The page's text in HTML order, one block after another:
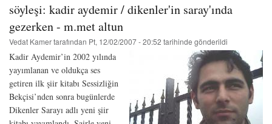
söyleşi: kadir aydemir / dikenler'in saray'ında
gezerken - m.met altun
Vedat Kamertarafından Pt, 12/02/2007 - 20:52 tarihinde gönderildi
Kadir Aydemir’in 2002 yılında
yayımlanan ve oldukça ses
getiren ilk şiir kitabı Sessizliğin
Bekçisi’nden sonra bugünlerde
Dikenler Sarayı adlı yeni şiir